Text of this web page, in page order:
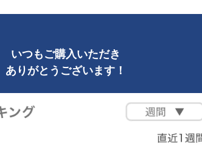
いつもご購入いただき
ありがとうございます！